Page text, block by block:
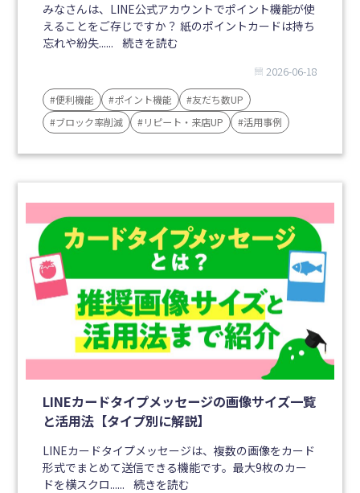
みなさんは、LINE公式アカウントでポイント機能が使
えることをご存じですか？ 紙のポイントカードは持ち
忘れや紛失...... 続きを読む
2026-06-18
#便利機能 #ポイント機能
#友だち数UP
#ブロック率削減
#リピート・来店UP #活用事例
LINEカードタイプメッセージの画像サイズ一覧
と活用法【タイプ別に解説】
LINEカードタイプメッセージは、複数の画像をカード
形式でまとめて送信できる機能です。最大9枚のカー
ドを横スクロ...... 続きを読む